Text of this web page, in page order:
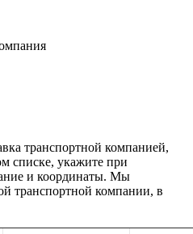
транспортной компанией,
списке, укажите при
и координаты. Мы
транспортной компании, в